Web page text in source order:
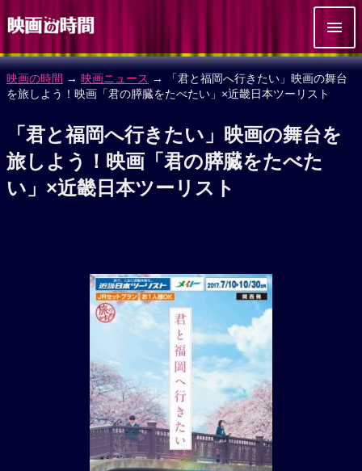
映画の時間 → 映画ニュース → 「君と福岡へ行きたい」映画の舞台
を旅しよう！映画「君の膵臓をたべたい」×近畿日本ツーリスト
「君と福岡へ行きたい」映画の舞台を
旅しよう！映画「君の膵臓をたべた
い」×近畿日本ツーリスト